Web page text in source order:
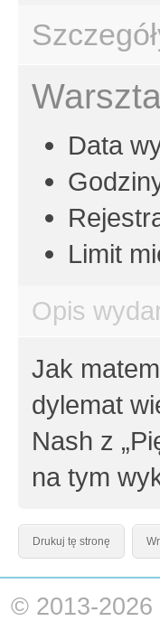
Data
Limit
Opis
Jak
dylemat
Nash z
na tym
Drukuj tę stronę
© 2013-2026